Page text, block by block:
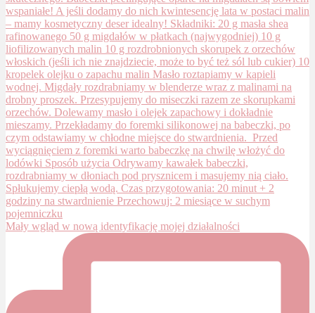
Mały wgląd w nową identyfikację mojej działalności